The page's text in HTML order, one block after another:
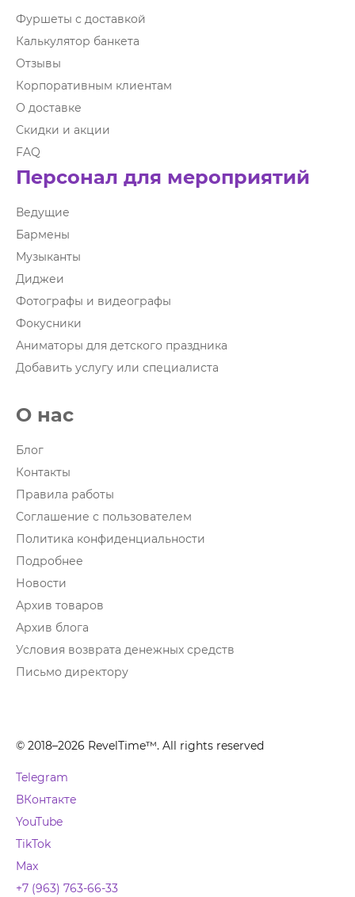
Фуршеты с доставкой
Калькулятор банкета
Отзывы
Корпоративным клиентам
О доставке
Скидки и акции
FAQ
Персонал для мероприятий
Ведущие
Бармены
Музыканты
Диджеи
Фотографы и видеографы
Фокусники
Аниматоры для детского праздника
Добавить услугу или специалиста
О нас
Блог
Контакты
Правила работы
Соглашение с пользователем
Политика конфиденциальности
Подробнее
Новости
Архив товаров
Архив блога
Условия возврата денежных средств
Письмо директору
© 2018–2026 RevelTime™. All rights reserved
Telegram
ВКонтакте
YouTube
TikTok
Max
+7 (963) 763-66-33